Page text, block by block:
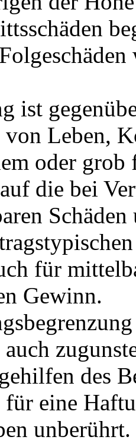
ist
Leben,
oder grob
die bei
für
Gewinn.
auch
des
eine
unberührt.